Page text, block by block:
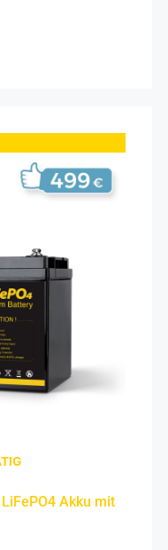
Akku mit